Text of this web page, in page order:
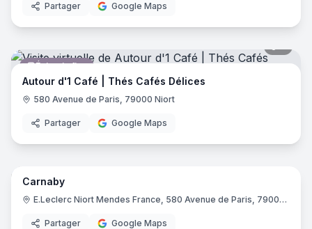
Partager Google Maps
Épicerie fine
Autour d'1 Café | Thés Cafés Délices
580 Avenue de Paris, 79000 Niort
Partager Google Maps
Magasin de vêtements
5
Carnaby
E.Leclerc Niort Mendes France, 580 Avenue de Paris, 79000 Niort
Partager Google Maps